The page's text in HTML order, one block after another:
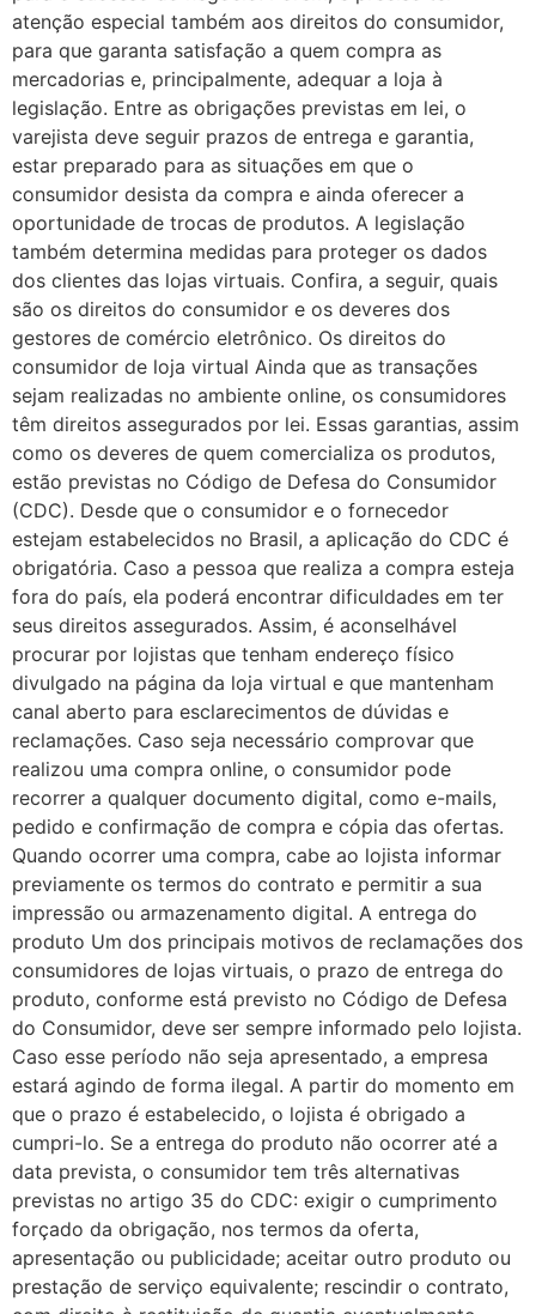
atenção especial também aos direitos do consumidor,
para que garanta satisfação a quem compra as
mercadorias e, principalmente, adequar a loja à
legislação. Entre as obrigações previstas em lei, o
varejista deve seguir prazos de entrega e garantia,
estar preparado para as situações em que o
consumidor desista da compra e ainda oferecer a
oportunidade de trocas de produtos. A legislação
também determina medidas para proteger os dados
dos clientes das lojas virtuais. Confira, a seguir, quais
são os direitos do consumidor e os deveres dos
gestores de comércio eletrônico. Os direitos do
consumidor de loja virtual Ainda que as transações
sejam realizadas no ambiente online, os consumidores
têm direitos assegurados por lei. Essas garantias, assim
como os deveres de quem comercializa os produtos,
estão previstas no Código de Defesa do Consumidor
(CDC). Desde que o consumidor e o fornecedor
estejam estabelecidos no Brasil, a aplicação do CDC é
obrigatória. Caso a pessoa que realiza a compra esteja
fora do país, ela poderá encontrar dificuldades em ter
seus direitos assegurados. Assim, é aconselhável
procurar por lojistas que tenham endereço físico
divulgado na página da loja virtual e que mantenham
canal aberto para esclarecimentos de dúvidas e
reclamações. Caso seja necessário comprovar que
realizou uma compra online, o consumidor pode
recorrer a qualquer documento digital, como e-mails,
pedido e confirmação de compra e cópia das ofertas.
Quando ocorrer uma compra, cabe ao lojista informar
previamente os termos do contrato e permitir a sua
impressão ou armazenamento digital. A entrega do
produto Um dos principais motivos de reclamações dos
consumidores de lojas virtuais, o prazo de entrega do
produto, conforme está previsto no Código de Defesa
do Consumidor, deve ser sempre informado pelo lojista.
Caso esse período não seja apresentado, a empresa
estará agindo de forma ilegal. A partir do momento em
que o prazo é estabelecido, o lojista é obrigado a
cumpri-lo. Se a entrega do produto não ocorrer até a
data prevista, o consumidor tem três alternativas
previstas no artigo 35 do CDC: exigir o cumprimento
forçado da obrigação, nos termos da oferta,
apresentação ou publicidade; aceitar outro produto ou
prestação de serviço equivalente; rescindir o contrato,